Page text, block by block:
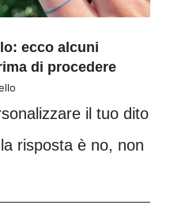
ecco alcuni
di procedere
il tuo dito
risposta è no, non